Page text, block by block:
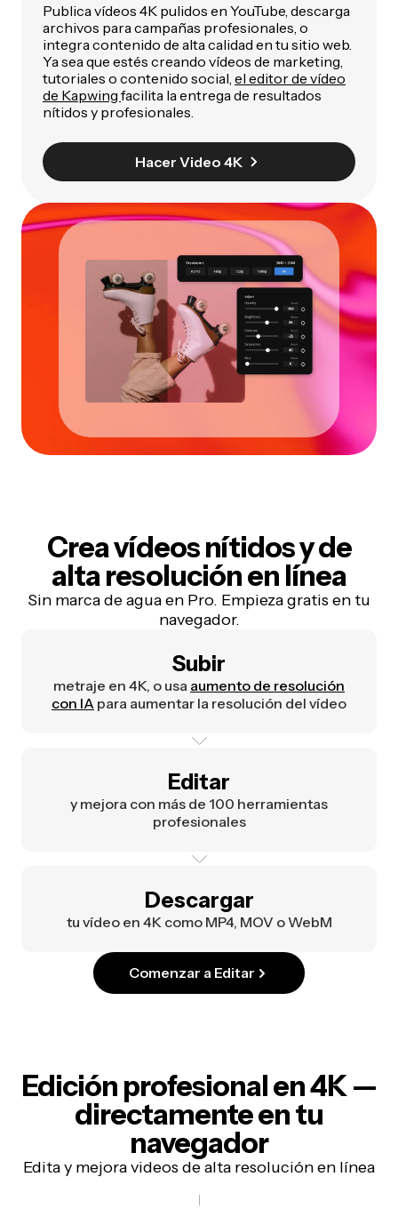
Publica vídeos 4K pulidos en YouTube, descarga
archivos para campañas profesionales, o
integra contenido de alta calidad en tu sitio web.
Ya sea que estés creando vídeos de marketing,
tutoriales o contenido social, el editor de vídeo
de Kapwing facilita la entrega de resultados
nítidos y profesionales.
Hacer Video 4K
Crea vídeos nítidos y de
alta resolución en línea
Sin marca de agua en Pro. Empieza gratis en tu
navegador.
Subir
metraje en 4K, o usa aumento de resolución
con IA para aumentar la resolución del vídeo
Editar
y mejora con más de 100 herramientas
profesionales
Descargar
tu vídeo en 4K como MP4, MOV o WebM
Comenzar a Editar
Edición profesional en 4K —
directamente en tu
navegador
Edita y mejora videos de alta resolución en línea